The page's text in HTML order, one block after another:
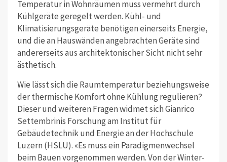
Temperatur in Wohnräumen muss vermehrt durch
Kühlgeräte geregelt werden. Kühl- und
Klimatisierungsgeräte benötigen einerseits Energie,
und die an Hauswänden angebrachten Geräte sind
andererseits aus architektonischer Sicht nicht sehr
ästhetisch.
Wie lässt sich die Raumtemperatur beziehungsweise
der thermische Komfort ohne Kühlung regulieren?
Dieser und weiteren Fragen widmet sich Gianrico
Settembrinis Forschung am Institut für
Gebäudetechnik und Energie an der Hochschule
Luzern (HSLU). «Es muss ein Paradigmenwechsel
beim Bauen vorgenommen werden. Von der Winter-